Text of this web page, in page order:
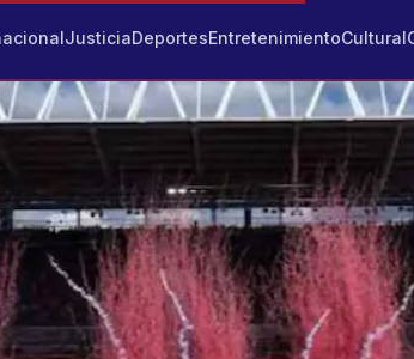
JusticiaDeportesEntretenimientoCultural